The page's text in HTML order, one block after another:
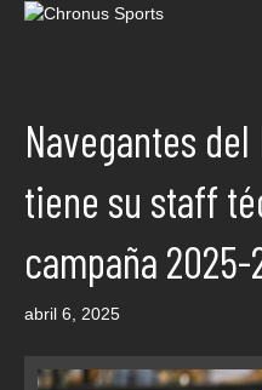
Navegantes del
tiene su staff
campaña 2025-
abril 6, 2025